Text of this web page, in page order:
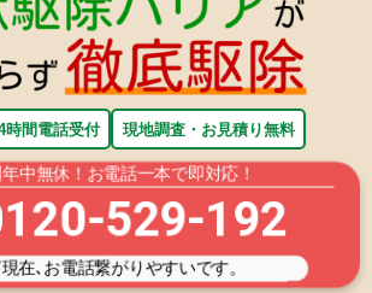
時間電話受付 現地調査・お見積り無料
中無休！お電話一本で即対応！
529-192
現在､お電話繋がりやすいです。